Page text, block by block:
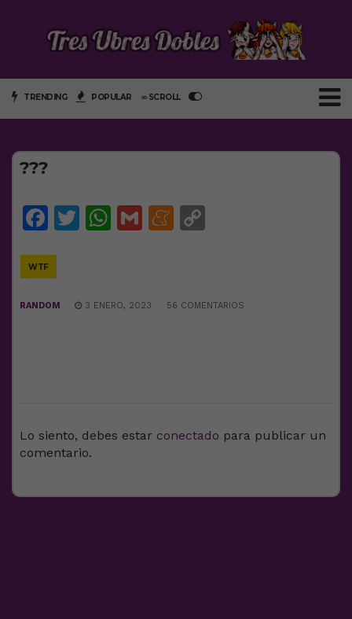
TRENDING POPULAR ∞ SCROLL
???
Facebook
Twitter
WhatsApp
GmailMeneame
WTF
RANDOM 3 ENERO, 2023 56 COMENTARIOS
Lo siento, debes estar conectado para publicar un
comentario.